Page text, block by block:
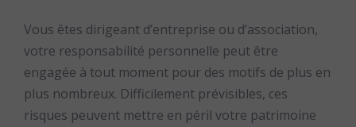
Vous êtes dirigeant d’entreprise ou d’association,
votre responsabilité personnelle peut être
engagée à tout moment pour des motifs de plus en
plus nombreux. Difficilement prévisibles, ces
risques peuvent mettre en péril votre patrimoine